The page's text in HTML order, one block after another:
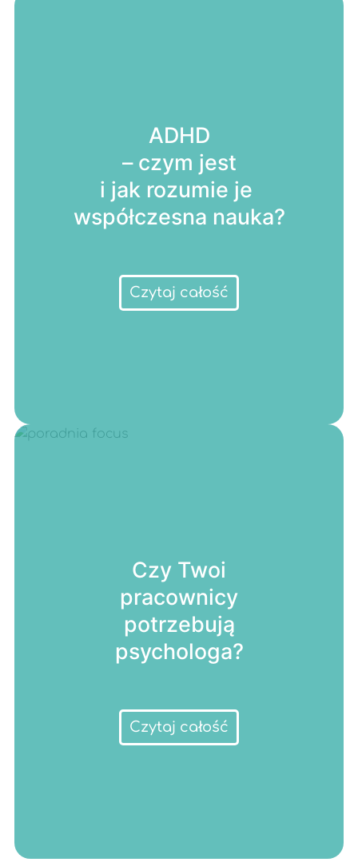
ADHD
– czym jest
i jak rozumie je
współczesna nauka?
Czytaj całość
Czy Twoi
pracownicy
potrzebują
psychologa?
Czytaj całość